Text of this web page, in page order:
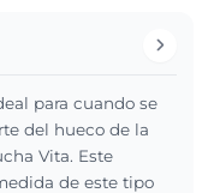
para cuando se
del hueco de la
Vita. Este
de este tipo